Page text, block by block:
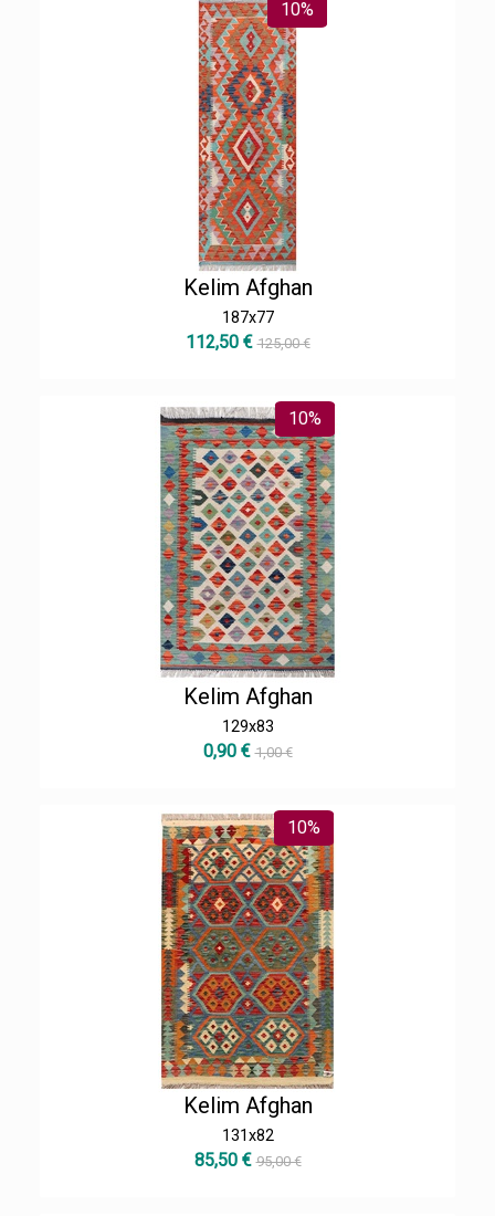
10%
Kelim Afghan
187x77
112,50 € 125,00 €
10%
Kelim Afghan
129x83
0,90 € 1,00 €
10%
Kelim Afghan
131x82
85,50 € 95,00 €